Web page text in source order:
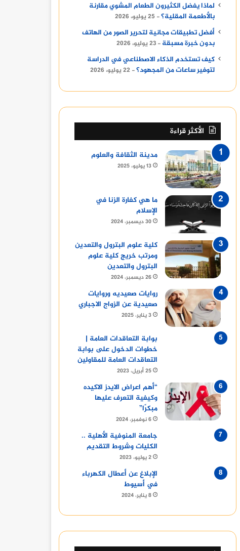
لماذا يفضل الكثيرون الطعام المشوي مقارنة
بالأطعمة المقلية؟
25 يوليو، 2026
أفضل تطبيقات مجانية لتحرير الصور من الهاتف
بدون خبرة مسبقة
23 يوليو، 2026
كيف تستخدم الذكاء الاصطناعي في الدراسة
لتوفير ساعات من المجهود؟
22 يوليو، 2026
الأكثر قراءة
مدينة الثقافة والعلوم
13 يوليو، 2025
ما هي كفارة الزنا في
الإسلام
30 ديسمبر، 2024
كلية علوم البترول والتعدين
ومرتب خريج كلية علوم
البترول والتعدين
26 ديسمبر، 2024
روايات صعيديه وروايات
صعيدية عن الزواج الاجباري
3 يناير، 2025
بوابة التعاقدات العامة |
خطوات الدخول على بوابة
التعاقدات العامة للمقاولين
25 أبريل، 2023
“أهم اعراض الايدز الاكيده
وكيفية التعرف عليها
مبكرًا”
6 نوفمبر، 2024
جامعة المنوفية الأهلية ..
الكليات وشروط التقديم
2 يوليو، 2023
الإبلاغ عن أعطال الكهرباء
في أسيوط
8 يناير، 2024